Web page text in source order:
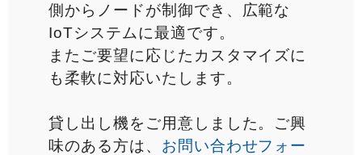
側からノードが制御でき、広範な
IoTシステムに最適です。
またご要望に応じたカスタマイズに
も柔軟に対応いたします。
貸し出し機をご用意しました。ご興
味のある方は、 お問い合わせフォー